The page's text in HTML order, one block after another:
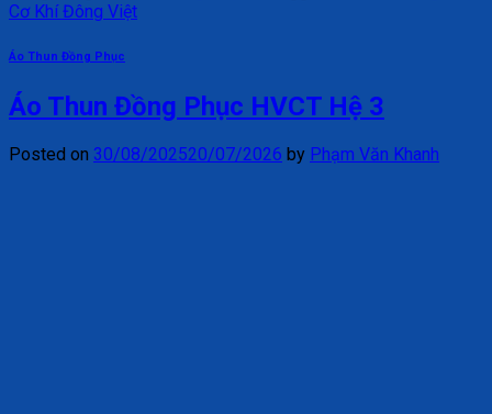
Cơ Khí Đông Việt
Áo Thun Đồng Phục
Áo Thun Đồng Phục HVCT Hệ 3
Posted on 30/08/202520/07/2026 by Phạm Văn Khanh